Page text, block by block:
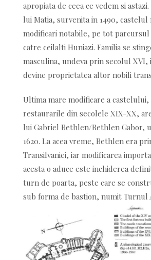
apropiata de ceea ce vedem si
lui Matia, survenita in 1490,
modificari notabile, pe tot
catre ceilalti Huniazi. Familia se
masculina, undeva prin secolul XVI,
devine proprietatea altor nobili
Ultima mare modificare a castelului,
restaurarile din secolele XIX-XX,
lui Gabriel Bethlen/Bethlen Gabor,
1620. La acea vreme, Bethlen era
Transilvaniei, iar modificarea
acesta o aduce este inchiderea
turn de poarta, peste care se
sub forma de bastion, numit Turnul